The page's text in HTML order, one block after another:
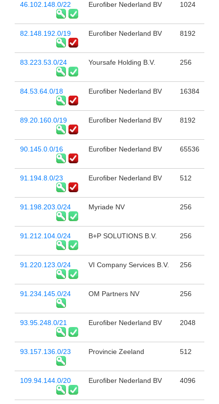
46.102.148.0/22 Eurofiber Nederland BV 1024
82.148.192.0/19 Eurofiber Nederland BV 8192
83.223.53.0/24 Yoursafe Holding B.V. 256
84.53.64.0/18 Eurofiber Nederland BV 16384
89.20.160.0/19 Eurofiber Nederland BV 8192
90.145.0.0/16 Eurofiber Nederland BV 65536
91.194.8.0/23 Eurofiber Nederland BV 512
91.198.203.0/24 Myriade NV 256
91.212.104.0/24 B+P SOLUTIONS B.V. 256
91.220.123.0/24 VI Company Services B.V. 256
91.234.145.0/24 OM Partners NV 256
93.95.248.0/21 Eurofiber Nederland BV 2048
93.157.136.0/23 Provincie Zeeland 512
109.94.144.0/20 Eurofiber Nederland BV 4096